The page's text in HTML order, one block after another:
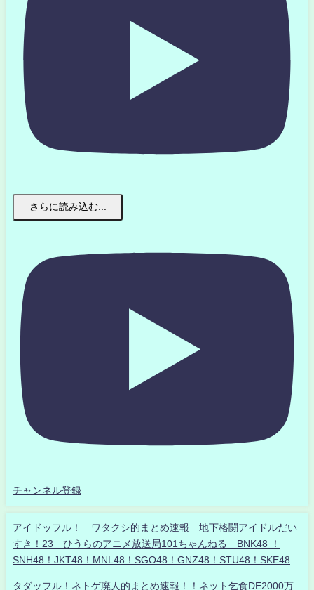
さらに読み込む...
チャンネル登録
アイドッフル！ ワタクシ的まとめ速報 地下格闘アイドルだい
すき！23 ひうらのアニメ放送局101ちゃんねる BNK48 ！
SNH48！JKT48！MNL48！SGO48！GNZ48！STU48！SKE48
タダッフル！ネトゲ廃人的まとめ速報！！ネット乞食DE2000万